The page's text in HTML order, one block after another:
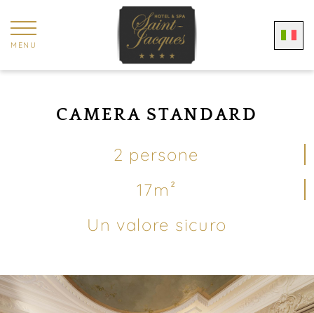
MENU
CAMERA STANDARD
2 persone
17m²
Un valore sicuro
Pannello di gestione dei cookies